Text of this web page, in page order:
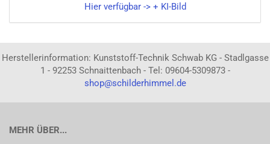
Hier verfügbar -> + KI-Bild
Herstellerinformation: Kunststoff-Technik Schwab KG - Stadlgasse
1 - 92253 Schnaittenbach - Tel: 09604-5309873 -
shop@schilderhimmel.de
MEHR ÜBER...